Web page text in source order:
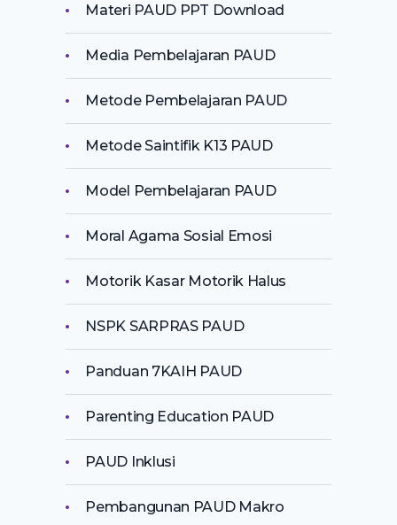
Materi PAUD PPT Download
Media Pembelajaran PAUD
Metode Pembelajaran PAUD
Metode Saintifik K13 PAUD
Model Pembelajaran PAUD
Moral Agama Sosial Emosi
Motorik Kasar Motorik Halus
NSPK SARPRAS PAUD
Panduan 7KAIH PAUD
Parenting Education PAUD
PAUD Inklusi
Pembangunan PAUD Makro